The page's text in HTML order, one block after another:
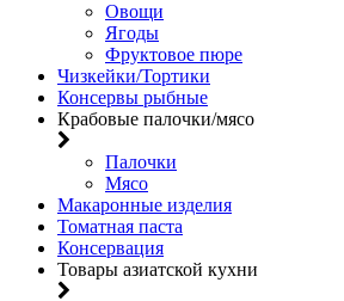
Овощи
Ягоды
Фруктовое пюре
Чизкейки/Тортики
Консервы рыбные
Крабовые палочки/мясо
Палочки
Мясо
Макаронные изделия
Томатная паста
Консервация
Товары азиатской кухни